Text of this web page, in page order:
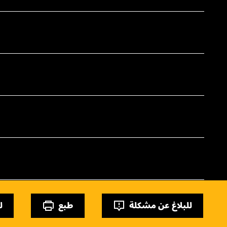
طبع للبلاغ عن مشكلة